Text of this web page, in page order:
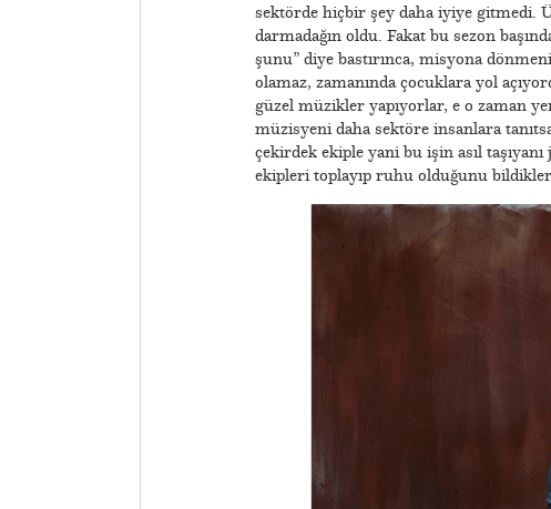
sektörde hiçbir şey daha iyiye gitmedi.
darmadağın oldu. Fakat bu sezon
şunu” diye bastırınca, misyona
olamaz, zamanında çocuklara yol
güzel müzikler yapıyorlar, e o zaman
müzisyeni daha sektöre insanlara
çekirdek ekiple yani bu işin asıl
ekipleri toplayıp ruhu olduğunu